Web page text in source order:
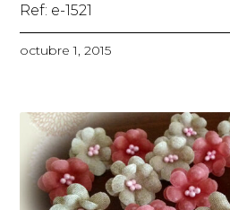
Ref: e-1521
octubre 1, 2015